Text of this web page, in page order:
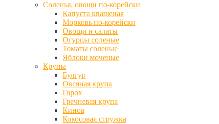
Соленья, овощи по-корейски
Капуста квашеная
Морковь по-корейски
Овощи и салаты
Огурцы соленые
Томаты соленые
Яблоки моченые
Крупы
Булгур
Овсяная крупа
Горох
Гречневая крупа
Киноа
Кокосовая стружка